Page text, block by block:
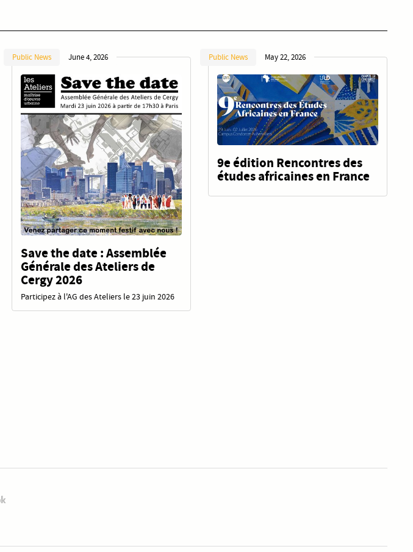
Public News June 4, 2026
Save the date : Assemblée
Générale des Ateliers de
Cergy 2026
Participez à l'AG des Ateliers le 23 juin 2026
Public News May 22, 2026
9e édition Rencontres des
études africaines en France